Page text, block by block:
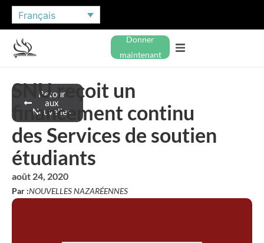
Français
Donner
maintenant
Retour
aux
Nouvelles
SNU reçoit un
financement continu
des Services de soutien
étudiants
août 24, 2020
Par :NOUVELLES NAZARÉENNES